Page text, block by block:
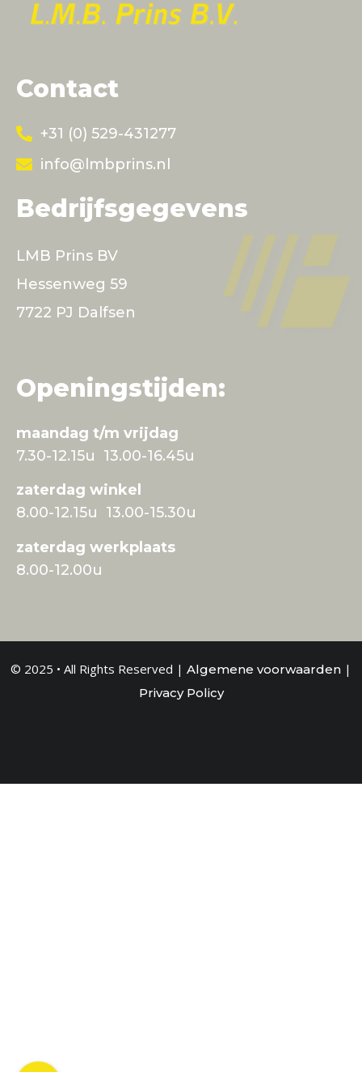
Contact
+31 (0) 529-431277
info@lmbprins.nl
Bedrijfsgegevens
LMB Prins BV
Hessenweg 59
7722 PJ Dalfsen
Openingstijden:
maandag t/m vrijdag
7.30-12.15u 13.00-16.45u
zaterdag winkel
8.00-12.15u 13.00-15.30u
zaterdag werkplaats
8.00-12.00u
© 2025 • All Rights Reserved | Algemene voorwaarden |
Privacy Policy